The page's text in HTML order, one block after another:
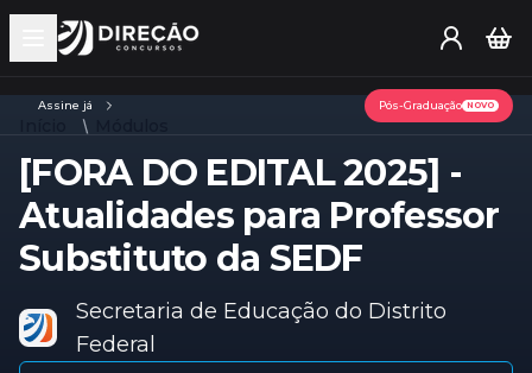
Open main menu
Assine já Pós-Graduação NOVO
[FORA DO EDITAL 2025] -
Atualidades para Professor
Substituto da SEDF
Secretaria de Educação do Distrito
Federal